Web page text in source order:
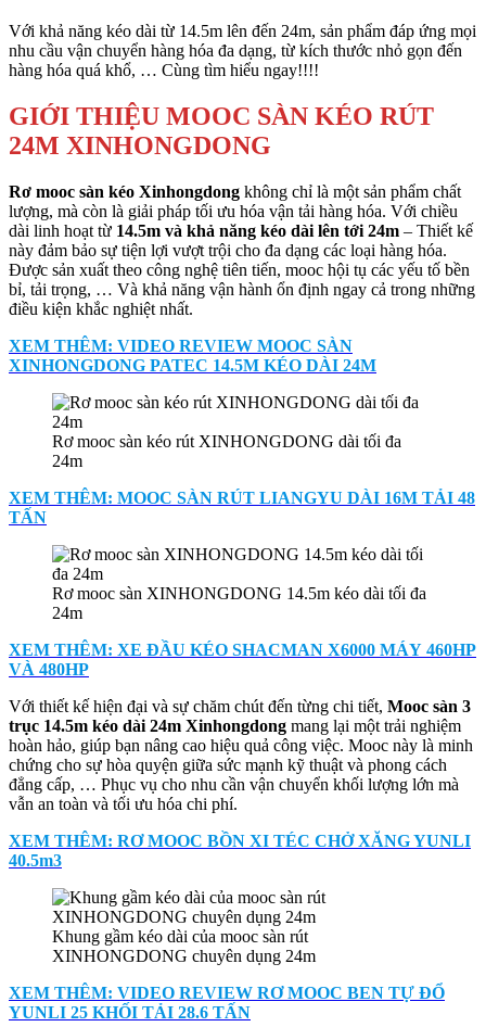
Với khả năng kéo dài từ 14.5m lên đến 24m, sản phẩm đáp ứng mọi
nhu cầu vận chuyển hàng hóa đa dạng, từ kích thước nhỏ gọn đến
hàng hóa quá khổ, … Cùng tìm hiểu ngay!!!!
GIỚI THIỆU MOOC SÀN KÉO RÚT
24M XINHONGDONG
Rơ mooc sàn kéo Xinhongdong không chỉ là một sản phẩm chất
lượng, mà còn là giải pháp tối ưu hóa vận tải hàng hóa. Với chiều
dài linh hoạt từ 14.5m và khả năng kéo dài lên tới 24m – Thiết kế
này đảm bảo sự tiện lợi vượt trội cho đa dạng các loại hàng hóa.
Được sản xuất theo công nghệ tiên tiến, mooc hội tụ các yếu tố bền
bỉ, tải trọng, … Và khả năng vận hành ổn định ngay cả trong những
điều kiện khắc nghiệt nhất.
XEM THÊM: VIDEO REVIEW MOOC SÀN
XINHONGDONG PATEC 14.5M KÉO DÀI 24M
Rơ mooc sàn kéo rút XINHONGDONG dài tối đa
24m
XEM THÊM: MOOC SÀN RÚT LIANGYU DÀI 16M TẢI 48
TẤN
Rơ mooc sàn XINHONGDONG 14.5m kéo dài tối đa
24m
XEM THÊM: XE ĐẦU KÉO SHACMAN X6000 MÁY 460HP
VÀ 480HP
Với thiết kế hiện đại và sự chăm chút đến từng chi tiết, Mooc sàn 3
trục 14.5m kéo dài 24m Xinhongdong mang lại một trải nghiệm
hoàn hảo, giúp bạn nâng cao hiệu quả công việc. Mooc này là minh
chứng cho sự hòa quyện giữa sức mạnh kỹ thuật và phong cách
đẳng cấp, … Phục vụ cho nhu cần vận chuyển khối lượng lớn mà
vẫn an toàn và tối ưu hóa chi phí.
XEM THÊM: RƠ MOOC BỒN XI TÉC CHỞ XĂNG YUNLI
40.5m3
Khung gầm kéo dài của mooc sàn rút
XINHONGDONG chuyên dụng 24m
XEM THÊM: VIDEO REVIEW RƠ MOOC BEN TỰ ĐỔ
YUNLI 25 KHỐI TẢI 28.6 TẤN